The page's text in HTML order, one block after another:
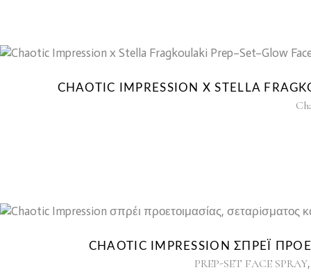
CHAOTIC IMPRESSION X STELLA
CHAOTIC IMPRESSION ΣΠΡΈΙ
PREP-SET FACE SPRAY